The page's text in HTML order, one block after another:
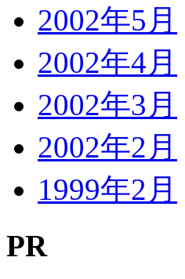
2002年5月
2002年4月
2002年3月
2002年2月
1999年2月
PR